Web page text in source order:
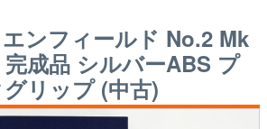
ンフィールド No.2 Mk
成品 シルバーABS プ
リップ (中古)